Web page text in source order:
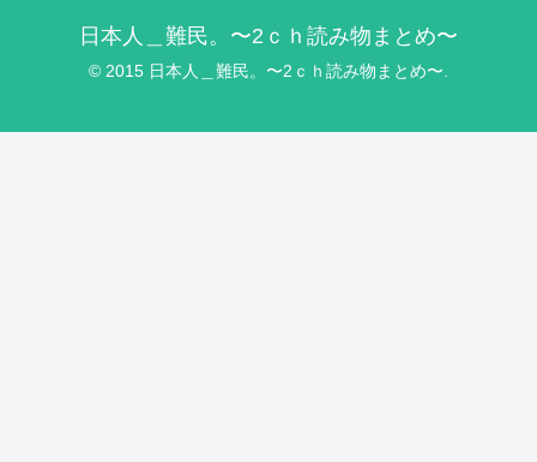
日本人＿難民。〜2ｃｈ読み物まとめ〜
© 2015 日本人＿難民。〜2ｃｈ読み物まとめ〜.